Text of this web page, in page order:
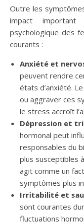
Outre les
impact
psychologique des
courants :
Anxiété et
peuvent rendre
états d’anxiété.
ou aggraver ces
le stress accroît
Dépression et
hormonal peut
responsables du
plus susceptibles
agit comme un
symptômes plus
Irritabilité et
sont courantes
fluctuations